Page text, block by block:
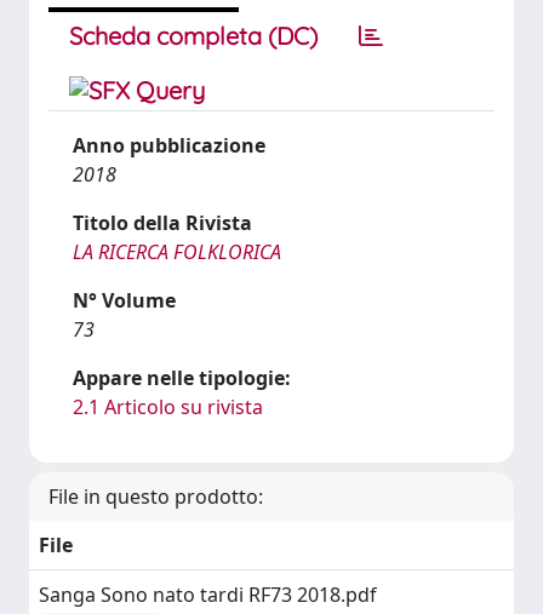
Scheda completa (DC)
Anno pubblicazione
2018
Titolo della Rivista
LA RICERCA FOLKLORICA
N° Volume
73
Appare nelle tipologie:
2.1 Articolo su rivista
File in questo prodotto:
File
Sanga Sono nato tardi RF73 2018.pdf